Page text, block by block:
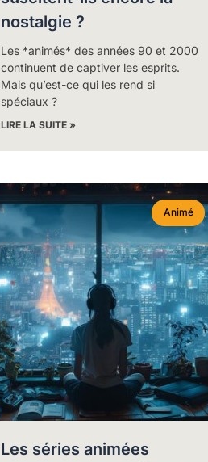
nostalgie ?
Les *animés* des années 90 et 2000
continuent de captiver les esprits.
Mais qu’est-ce qui les rend si
spéciaux ?
LIRE LA SUITE »
Animé
Les séries animées